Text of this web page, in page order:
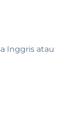
Inggris atau